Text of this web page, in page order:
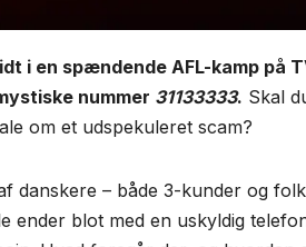
i en spændende AFL-kamp på
nummer 31133333. Skal
om et udspekuleret scam?
danskere – både 3-kunder og
ender blot med en uskyldig